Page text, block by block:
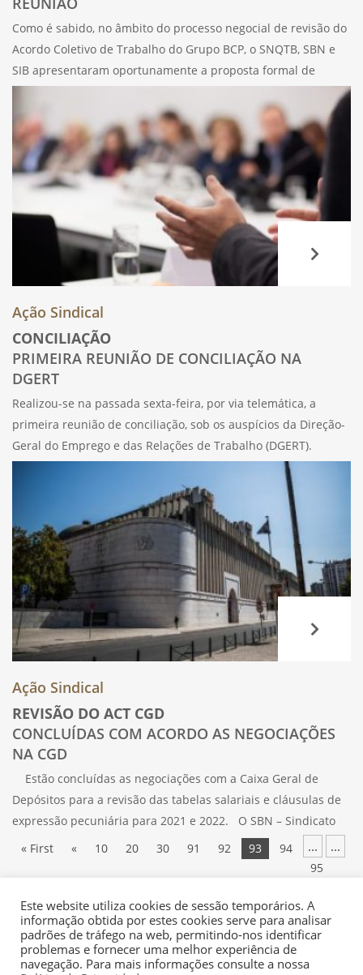
Como é sabido, no âmbito do processo negocial de revisão do
Acordo Coletivo de Trabalho do Grupo BCP, o SNQTB, SBN e
SIB apresentaram oportunamente a proposta formal de
atualização para 2021 das retribuições, pensões de reforma e
Ação Sindical
CONCILIAÇÃO
PRIMEIRA REUNIÃO DE CONCILIAÇÃO NA
DGERT
Realizou-se na passada sexta-feira, por via telemática, a
primeira reunião de conciliação, sob os auspícios da Direção-
Geral do Emprego e das Relações de Trabalho (DGERT).
Estiveram presentes os representantes dos Bancos
integrantes do Grupo Negociador das Instituições de Crédito
Ação Sindical
REVISÃO DO ACT CGD
CONCLUÍDAS COM ACORDO AS NEGOCIAÇÕES
NA CGD
Estão concluídas as negociações com a Caixa Geral de
Depósitos para a revisão das tabelas salariais e cláusulas de
expressão pecuniária para 2021 e 2022. O SBN – Sindicato
dos Trabalhadores do Setor Financeiro de Portugal rubricou
« First « ...
10 20 30 ...
91 92 93
94
95
Este website utiliza cookies de sessão temporários. A
informação obtida por estes cookies serve para analisar
padrões de tráfego na web, permitindo-nos identificar
problemas e fornecer uma melhor experiência de
navegação. Para mais informações consulte a nossa